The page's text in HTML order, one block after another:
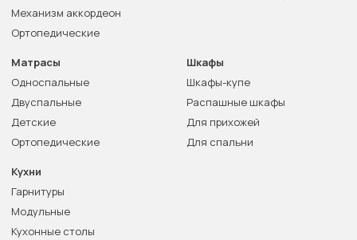
Механизм аккордеон
Ортопедические
Матрасы
Односпальные
Двуспальные
Детские
Ортопедические
Шкафы
Шкафы-купе
Распашные шкафы
Для прихожей
Для спальни
Кухни
Гарнитуры
Модульные
Кухонные столы